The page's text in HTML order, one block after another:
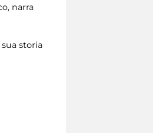
narra
storia